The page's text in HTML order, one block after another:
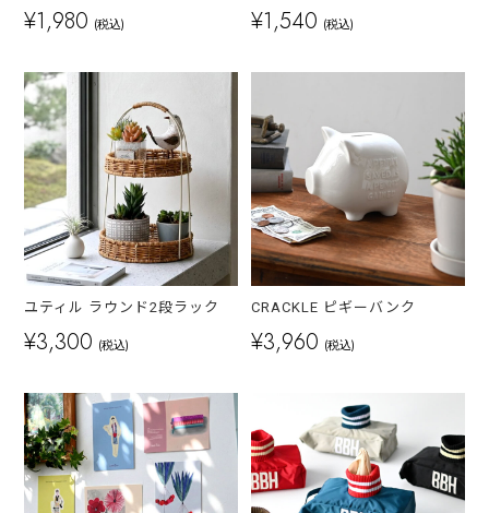
¥1,980 (税込) ¥1,540 (税込)
ユティル ラウンド2段ラック
¥3,300 (税込)
CRACKLE ピギーバンク
¥3,960 (税込)